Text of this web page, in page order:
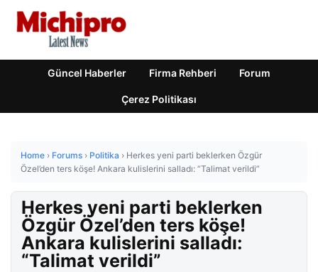
Güncel Haberler Firma Rehberi Forum
Çerez Politikası
Home › Forums › Politika › Herkes yeni parti beklerken Özgür
Özel’den ters köşe! Ankara kulislerini salladı: “Talimat verildi”
Herkes yeni parti beklerken
Özgür Özel’den ters köşe!
Ankara kulislerini salladı:
“Talimat verildi”